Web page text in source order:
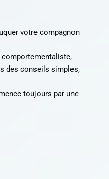
votre compagnon
comportementaliste,
des conseils simples,
toujours par une